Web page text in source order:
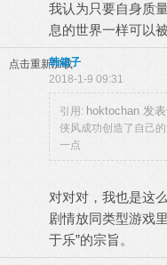
我认为只要自身质
息的世界一样可以
点击重新加载
韩箱子
2018-1-9 09:31
引用: hoktochan 发
侠风成功创造了自己
一点
对对对，我也是这
剧情放同类型游戏
于乐”的宗旨。